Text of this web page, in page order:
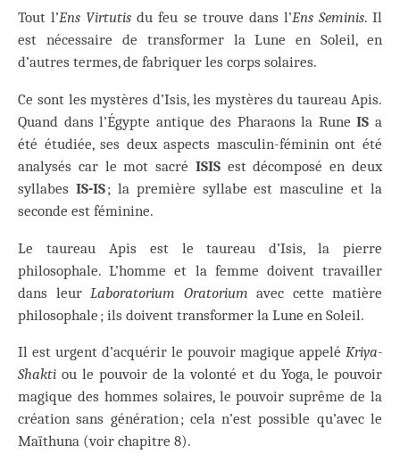
Tout l’Ens Virtutis du feu se trouve dans l’Ens Seminis. Il
est nécessaire de transformer la Lune en Soleil, en
d’autres termes, de fabriquer les corps solaires.
Ce sont les mystères d’Isis, les mystères du taureau Apis.
Quand dans l’Égypte antique des Pharaons la RuneIS a
été étudiée, ses deux aspects masculin-féminin ont été
analysés car le mot sacré ISISest décomposé en deux
syllabes IS-IS; la première syllabe est masculine et la
seconde est féminine.
Le taureau Apis est le taureau d’Isis, la pierre
philosophale. L’homme et la femme doivent travailler
dans leur Laboratorium Oratorium avec cette matière
philosophale ; ils doivent transformer la Lune en Soleil.
Il est urgent d’acquérir le pouvoir magique appelé Kriya-
Shakti ou le pouvoir de la volonté et du Yoga, le pouvoir
magique des hommes solaires, le pouvoir suprême de la
création sans génération ; cela n’est possible qu’avec le
Maïthuna (voir chapitre 8).